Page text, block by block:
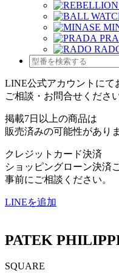
LINE公式アカウントにて
ご相談・お問合せください
掲載7日以上の商品は
販売済みの可能性があり
クレジットカード決済
ショッピングローン決済
事前にご相談ください。
LINEを追加
PATEK
SQUARE